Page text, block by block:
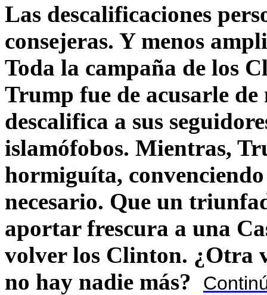
Las descalificaciones
consejeras. Y menos
Toda la campaña de los
Trump fue de acusarle
descalifica a sus
islamófobos. Mientras,
hormiguíta,
necesario. Que un
aportar frescura a una
volver los Clinton. ¿Otra
no hay nadie más?